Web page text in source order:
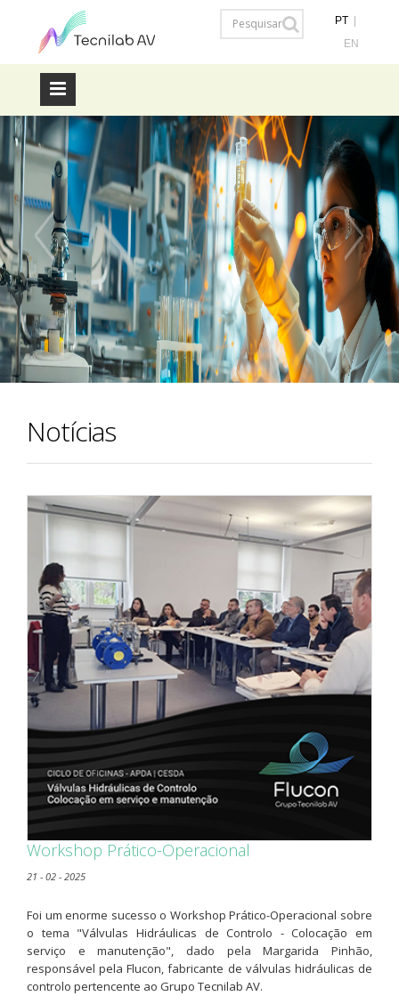
PT
EN
Notícias
Workshop Prático-Operacional
21 - 02 - 2025
Foi um enorme sucesso o Workshop Prático-Operacional sobre
o tema "Válvulas Hidráulicas de Controlo - Colocação em
serviço e manutenção", dado pela Margarida Pinhão,
responsável pela Flucon, fabricante de válvulas hidráulicas de
controlo pertencente ao Grupo Tecnilab AV.